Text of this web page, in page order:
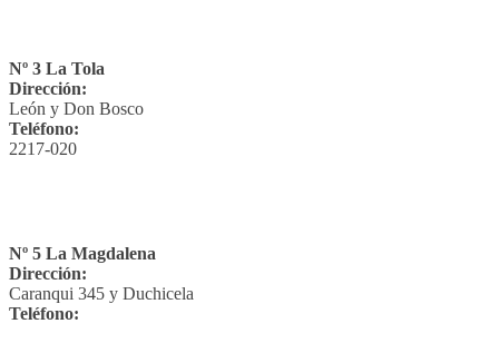
Nº 3 La Tola
Dirección:
León y Don Bosco
Teléfono:
2217-020
Nº 5 La Magdalena
Dirección:
Caranqui 345 y Duchicela
Teléfono: